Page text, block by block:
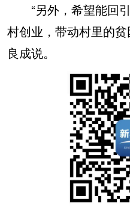
“另外，希望能回引
村创业，带动村里的
良成说。